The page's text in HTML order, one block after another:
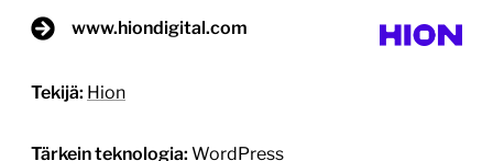
www.hiondigital.com
Tekijä: Hion
Tärkein teknologia: WordPress